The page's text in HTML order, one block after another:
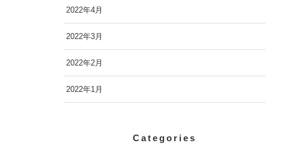
2022年4月
2022年3月
2022年2月
2022年1月
Categories